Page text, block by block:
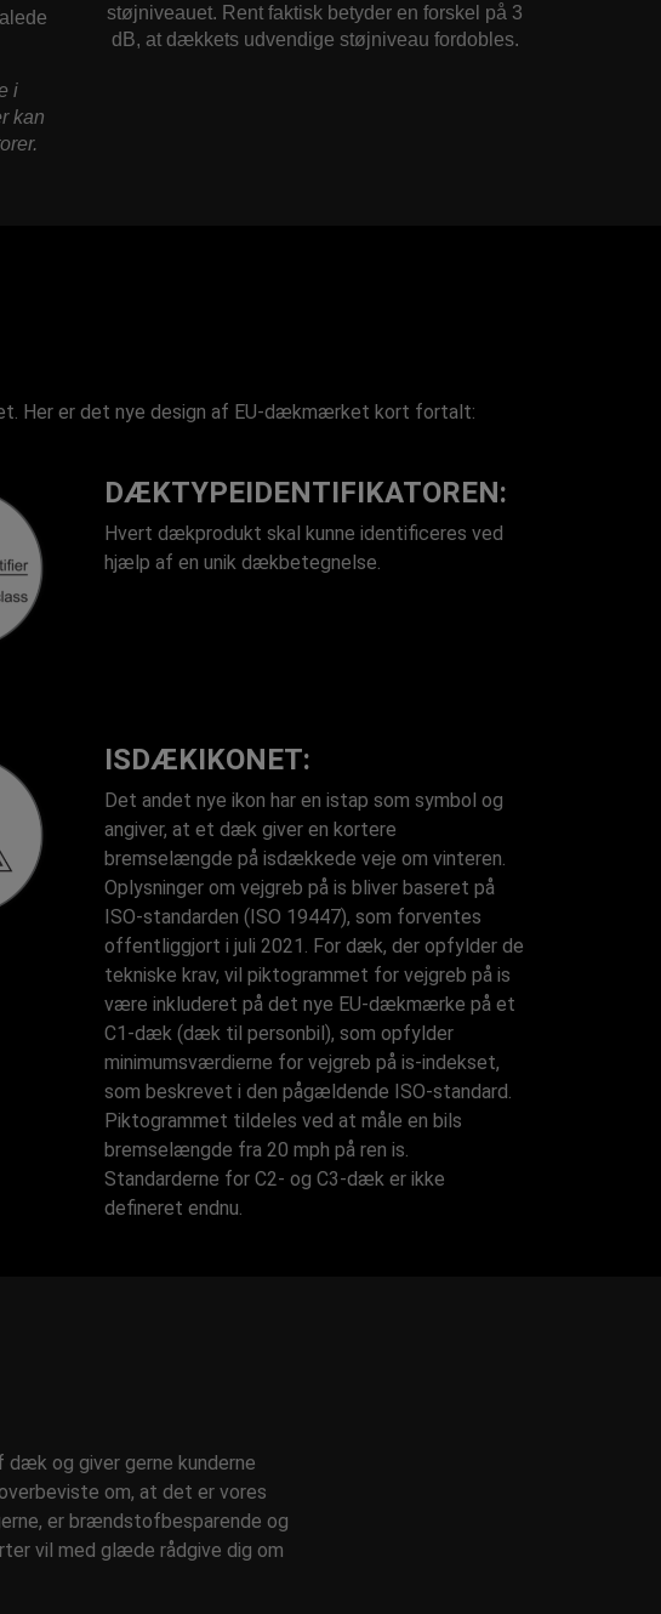
i
kan
støjniveauet. Rent faktisk betyder en forskel på 3
dB, at dækkets udvendige støjniveau fordobles.
Her er det nye design af EU-dækmærket kort fortalt:
DÆKTYPEIDENTIFIKATOREN:
Hvert dækprodukt skal kunne identificeres ved
hjælp af en unik dækbetegnelse.
ISDÆKIKONET:
Det andet nye ikon har en istap som symbol og
angiver, at et dæk giver en kortere
bremselængde på isdækkede veje om vinteren.
Oplysninger om vejgreb på is bliver baseret på
ISO-standarden (ISO 19447), som forventes
offentliggjort i juli 2021. For dæk, der opfylder de
tekniske krav, vil piktogrammet for vejgreb på is
være inkluderet på det nye EU-dækmærke på et
C1-dæk (dæk til personbil), som opfylder
minimumsværdierne for vejgreb på is-indekset,
som beskrevet i den pågældende ISO-standard.
Piktogrammet tildeles ved at måle en bils
bremselængde fra 20 mph på ren is.
Standarderne for C2- og C3-dæk er ikke
defineret endnu.
og giver gerne kunderne
om, at det er vores
er brændstofbesparende og
vil med glæde rådgive dig om